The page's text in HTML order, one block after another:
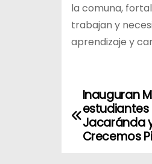
la comuna,
trabajan y
aprendizaje y
N
a
Inauguran
estudiantes
Jacaránda
Crecemos